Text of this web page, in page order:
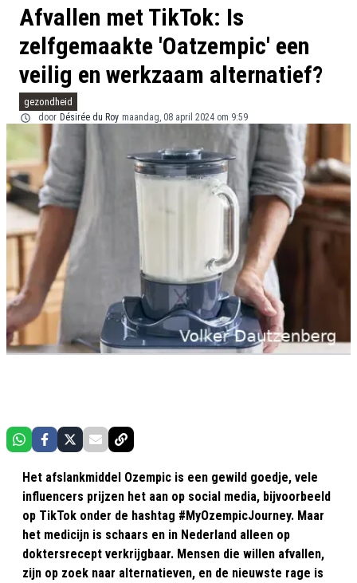
Afvallen met TikTok: Is
zelfgemaakte 'Oatzempic' een
veilig en werkzaam alternatief?
gezondheid
door Désirée du Roy maandag, 08 april 2024 om 9:59
Het afslankmiddel Ozempic is een gewild goedje, vele
influencers prijzen het aan op social media, bijvoorbeeld
op TikTok onder de hashtag #MyOzempicJourney. Maar
het medicijn is schaars en in Nederland alleen op
doktersrecept verkrijgbaar. Mensen die willen afvallen,
zijn op zoek naar alternatieven, en de nieuwste rage is